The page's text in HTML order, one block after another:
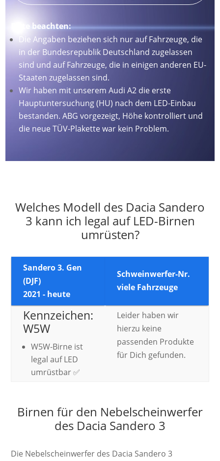
Bitte beachten:
Die Angaben beziehen sich nur auf Fahrzeuge, die
in der Bundesrepublik Deutschland zugelassen
sind und auf Fahrzeuge, die in einigen anderen EU-
Staaten zugelassen sind.
Wir haben mit unserem Audi A2 die erste
Hauptuntersuchung (HU) nach dem LED-Einbau
bestanden. ABG vorgezeigt, Höhe kontrolliert und
die neue TÜV-Plakette war kein Problem.
Welches Modell des Dacia Sandero
3 kann ich legal auf LED-Birnen
umrüsten?
Sandero 3. Gen
(DJF)
2021 - heute
Schweinwerfer-Nr.
viele Fahrzeuge
Kennzeichen:
W5W
W5W-Birne ist
legal auf LED
umrüstbar ✅
Leider haben wir
hierzu keine
passenden Produkte
für Dich gefunden.
Birnen für den Nebelscheinwerfer
des Dacia Sandero 3
Die Nebelscheinwerfer des Dacia Sandero 3